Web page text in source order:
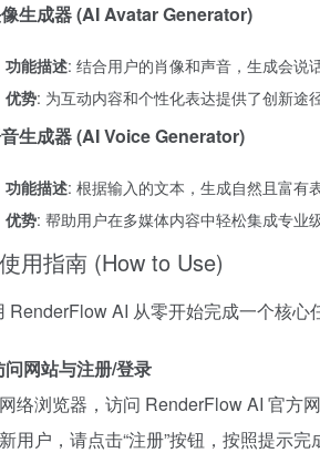
生成器 (AI Avatar Generator)
功能描述: 结合用户的肖像和声音，生成会说
优势: 为互动内容和个性化表达提供了创新途
生成器 (AI Voice Generator)
功能描述: 根据输入的文本，生成自然且富有
优势: 帮助用户在多媒体内容中轻松集成专业
用指南 (How to Use)
RenderFlow AI 从零开始完成一个核心
网站与注册/登录
络浏览器，访问 RenderFlow AI 官方网
用户，请点击“注册”按钮，按照提示